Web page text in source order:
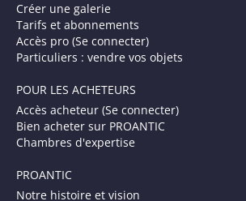
Créer une galerie
Tarifs et abonnements
Accès pro (Se connecter)
Particuliers : vendre vos objets
POUR LES ACHETEURS
Accès acheteur (Se connecter)
Bien acheter sur PROANTIC
Chambres d'expertise
PROANTIC
Notre histoire et vision